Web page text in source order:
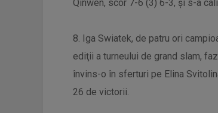
Qinwen, scor 7-6 (3) 6-3, şi s-a
8. Iga Swiatek, de patru ori
ediţii a turneului de grand slam,
învins-o în sferturi pe Elina
26 de victorii.